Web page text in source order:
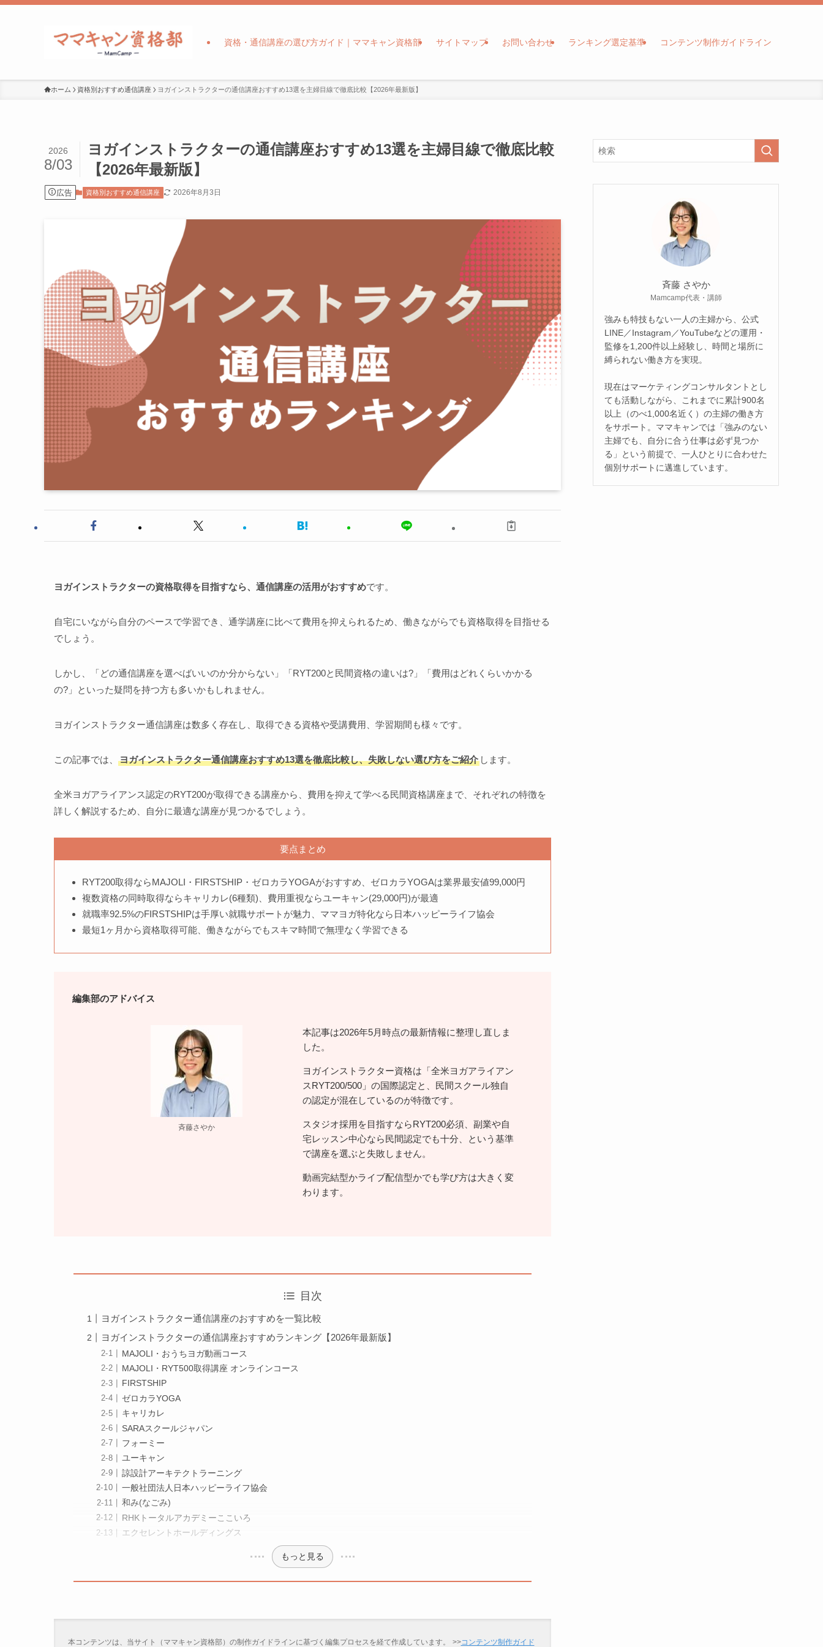
資格・通信講座の選び方ガイド｜ママキャン資格部 サイトマップ お問い合わせ ランキング選定基準 コンテンツ制作ガイドライン
ホーム 資格別おすすめ通信講座 ヨガインストラクターの通信講座おすすめ13選を主婦目線で徹底比較【2026年最新版】
ヨガインストラクターの通信講座おすすめ13選を主婦目線で徹底比較
【2026年最新版】
2026
8/03
広告 資格別おすすめ通信講座 2026年8月3日
ヨガインストラクターの資格取得を目指すなら、通信講座の活用がおすすめです。
自宅にいながら自分のペースで学習でき、通学講座に比べて費用を抑えられるため、働きながらでも資格取得を目指せる
でしょう。
しかし、「どの通信講座を選べばいいのか分からない」「RYT200と民間資格の違いは?」「費用はどれくらいかかる
の?」といった疑問を持つ方も多いかもしれません。
ヨガインストラクター通信講座は数多く存在し、取得できる資格や受講費用、学習期間も様々です。
この記事では、 ヨガインストラクター通信講座おすすめ13選を徹底比較し、失敗しない選び方をご紹介 します。
全米ヨガアライアンス認定のRYT200が取得できる講座から、費用を抑えて学べる民間資格講座まで、それぞれの特徴を
詳しく解説するため、自分に最適な講座が見つかるでしょう。
要点まとめ
RYT200取得ならMAJOLI・FIRSTSHIP・ゼロカラYOGAがおすすめ、ゼロカラYOGAは業界最安値99,000円
複数資格の同時取得ならキャリカレ(6種類)、費用重視ならユーキャン(29,000円)が最適
就職率92.5%のFIRSTSHIPは手厚い就職サポートが魅力、ママヨガ特化なら日本ハッピーライフ協会
最短1ヶ月から資格取得可能、働きながらでもスキマ時間で無理なく学習できる
編集部のアドバイス
斉藤さやか
本記事は2026年5月時点の最新情報に整理し直しま
した。
ヨガインストラクター資格は「全米ヨガアライアン
スRYT200/500」の国際認定と、民間スクール独自
の認定が混在しているのが特徴です。
スタジオ採用を目指すならRYT200必須、副業や自
宅レッスン中心なら民間認定でも十分、という基準
で講座を選ぶと失敗しません。
動画完結型かライブ配信型かでも学び方は大きく変
わります。
目次
ヨガインストラクター通信講座のおすすめを一覧比較
ヨガインストラクターの通信講座おすすめランキング【2026年最新版】
MAJOLI・おうちヨガ動画コース
MAJOLI・RYT500取得講座 オンラインコース
FIRSTSHIP
ゼロカラYOGA
キャリカレ
SARAスクールジャパン
フォーミー
ユーキャン
諒設計アーキテクトラーニング
一般社団法人日本ハッピーライフ協会
和み(なごみ)
RHKトータルアカデミーここいろ
エクセレントホールディングス
もっと見る
本コンテンツは、当サイト（ママキャン資格部）の制作ガイドラインに基づく編集プロセスを経て作成しています。 >>コンテンツ制作ガイド
斉藤 さやか
Mamcamp代表・講師
強みも特技もない一人の主婦から、公式
LINE／Instagram／YouTubeなどの運用・
監修を1,200件以上経験し、時間と場所に
縛られない働き方を実現。
現在はマーケティングコンサルタントとし
ても活動しながら、これまでに累計900名
以上（のべ1,000名近く）の主婦の働き方
をサポート。ママキャンでは「強みのない
主婦でも、自分に合う仕事は必ず見つか
る」という前提で、一人ひとりに合わせた
個別サポートに邁進しています。